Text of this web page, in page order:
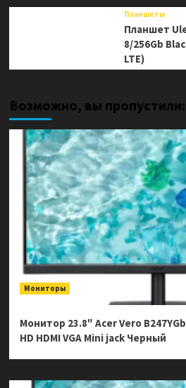
Планшеты
Планшет
8/256Gb
LTE)
Возможно, вы пропустили:
Мониторы
Монитор 23.8″ Acer Vero
HD HDMI VGA Mini jack Черный